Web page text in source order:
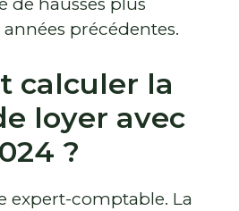
précédentes.
calculer la
loyer avec
?
expert-comptable. La